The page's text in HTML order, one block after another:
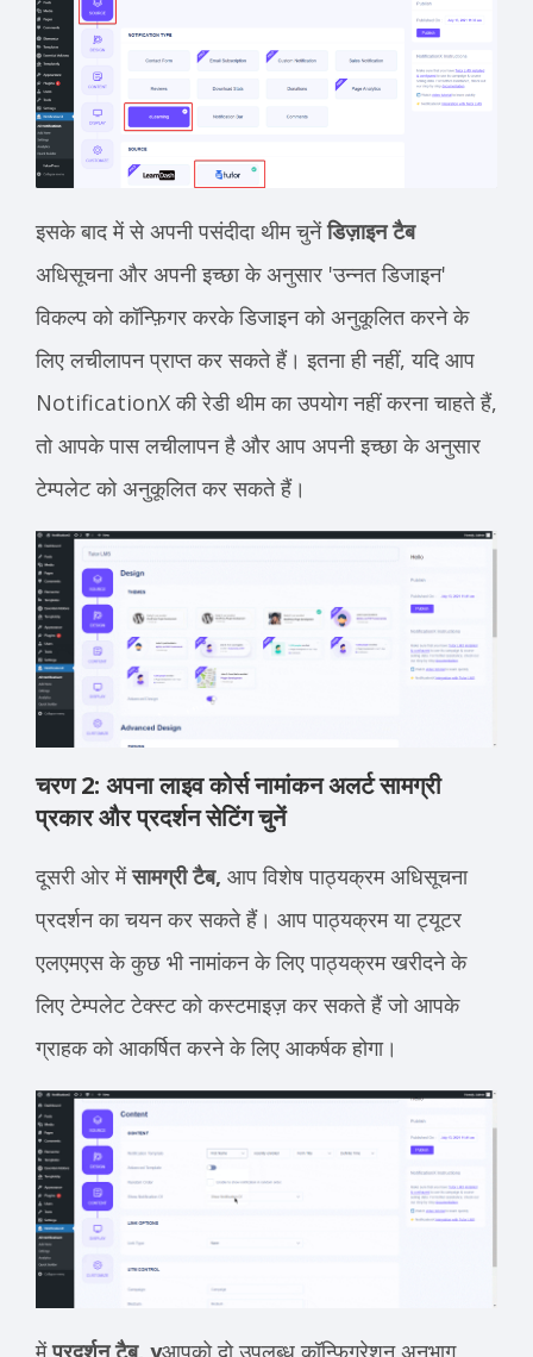
इसके बाद में से अपनी पसंदीदा थीम चुनेंडिज़ाइन टैब
अधिसूचना और अपनी इच्छा के अनुसार 'उन्नत डिजाइन'
विकल्प को कॉन्फ़िगर करके डिजाइन को अनुकूलित करने के
लिए लचीलापन प्राप्त कर सकते हैं। इतना ही नहीं, यदि आप
NotificationX की रेडी थीम का उपयोग नहीं करना चाहते हैं,
तो आपके पास लचीलापन है और आप अपनी इच्छा के अनुसार
टेम्पलेट को अनुकूलित कर सकते हैं।
चरण 2: अपना लाइव कोर्स नामांकन अलर्ट सामग्री
प्रकार और प्रदर्शन सेटिंग चुनें
दूसरी ओर मेंसामग्री टैब, आप विशेष पाठ्यक्रम अधिसूचना
प्रदर्शन का चयन कर सकते हैं। आप पाठ्यक्रम या ट्यूटर
एलएमएस के कुछ भी नामांकन के लिए पाठ्यक्रम खरीदने के
लिए टेम्पलेट टेक्स्ट को कस्टमाइज़ कर सकते हैं जो आपके
ग्राहक को आकर्षित करने के लिए आकर्षक होगा।
मेंप्रदर्शन टैब, yआपको दो उपलब्ध कॉन्फ़िगरेशन अनुभाग